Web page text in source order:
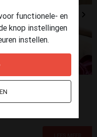
functionele- en
knop instellingen
instellen.
of zal ik jou eens